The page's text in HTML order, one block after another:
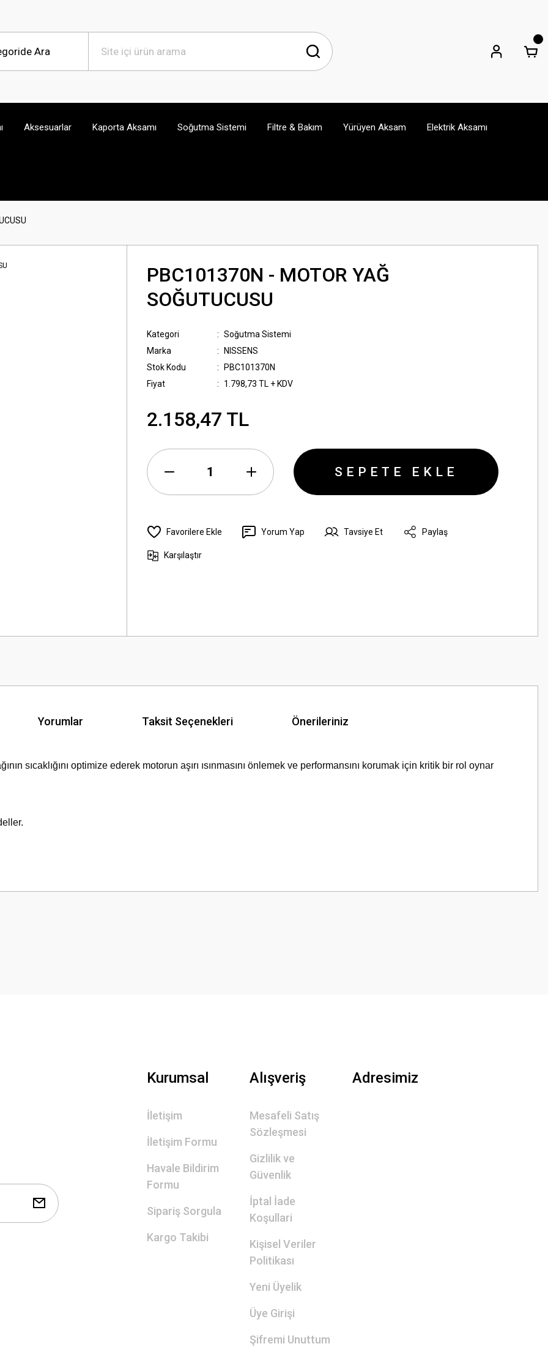
Aksesuarlar Kaporta Aksamı Soğutma Sistemi Filtre & Bakım Yürüyen Aksam Elektrik Aksamı
PBC101370N - MOTOR YAĞ
SOĞUTUCUSU
Kategori
Soğutma Sistemi
Marka
NISSENS
Stok Kodu
PBC101370N
Fiyat
1.798,73 TL + KDV
2.158,47 TL
SEPETE EKLE
Yorum Yap Tavsiye Et Paylaş
Karşılaştır
Yorumlar Taksit Seçenekleri Önerileriniz
sıcaklığını optimize ederek motorun aşırı ısınmasını önlemek ve performansını korumak için kritik bir rol oynar
Kurumsal
İletişim
İletişim Formu
Havale Bildirim
Formu
Sipariş Sorgula
Kargo Takibi
Alışveriş
Mesafeli Satış
Sözleşmesi
Gizlilik ve
Güvenlik
İptal İade
Koşullari
Kişisel Veriler
Politikası
Yeni Üyelik
Üye Girişi
Şifremi Unuttum
Adresimiz